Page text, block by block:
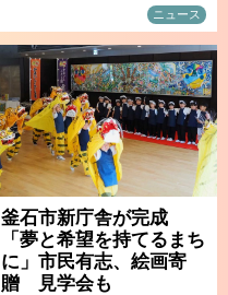
ニュース
釜石市新庁舎が完成
「夢と希望を持てるまち
に」市民有志、絵画寄
贈 見学会も